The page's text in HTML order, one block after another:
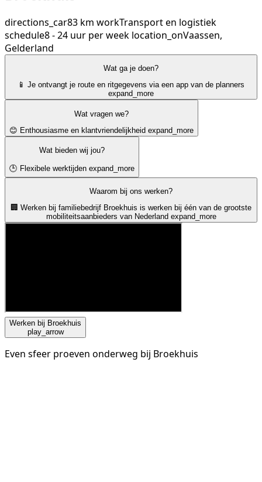
directions_car83 km workTransport en logistiek
schedule8 - 24 uur per week location_onVaassen,
Gelderland
Wat ga je doen?
📱 Je ontvangt je route en ritgegevens via een app van de planners
expand_more
Wat vragen we?
😊 Enthousiasme en klantvriendelijkheid expand_more
Wat bieden wij jou?
🕒 Flexibele werktijden expand_more
Waarom bij ons werken?
🏢 Werken bij familiebedrijf Broekhuis is werken bij één van de grootste
mobiliteitsaanbieders van Nederland expand_more
Werken bij Broekhuis
play_arrow
Even sfeer proeven onderweg bij Broekhuis